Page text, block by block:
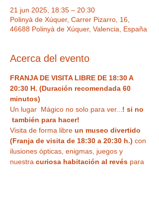
21 jun 2025, 18:35 – 20:30
Polinyà de Xúquer, Carrer Pizarro, 16,
46688 Polinyà de Xúquer, Valencia, España
Acerca del evento
FRANJA DE VISITA LIBRE DE 18:30 A
20:30 H. (Duración recomendada 60
minutos)
Un lugar  Mágico no solo para ver... ! si no
también para hacer!
Visita de forma libre un museo divertido
(Franja de visita de 18:30 a 20:30 h.) con
ilusiones ópticas, enigmas, juegos y
nuestra curiosa habitación al revés para